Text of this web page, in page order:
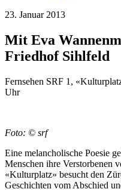
23. Januar 2013
Mit Eva
Friedhof Sihlfeld
Fernsehen SRF 1,
Uhr
Foto: © srf
Eine melancholische Poesie
Menschen ihre Verstorbenen
«Kulturplatz» besucht den
Geschichten vom Abschied